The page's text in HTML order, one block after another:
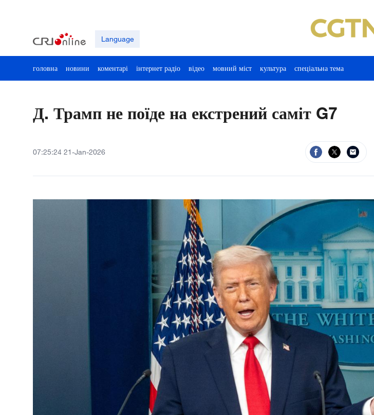
Language
головна новини коментарі інтернет радіо відео мовний міст культура спеціальна тема
Д. Трамп не поїде на екстрений саміт G7
07:25:24 21-Jan-2026